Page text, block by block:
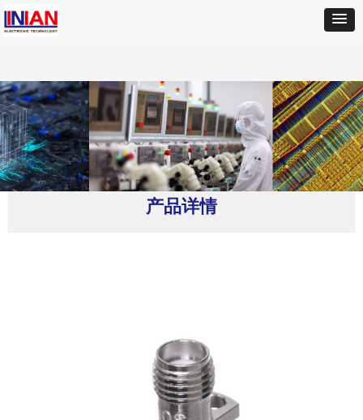
首页 ꄲ Southwest Microwave RF ꄲ 214-518SF 同轴连接器
产品详情